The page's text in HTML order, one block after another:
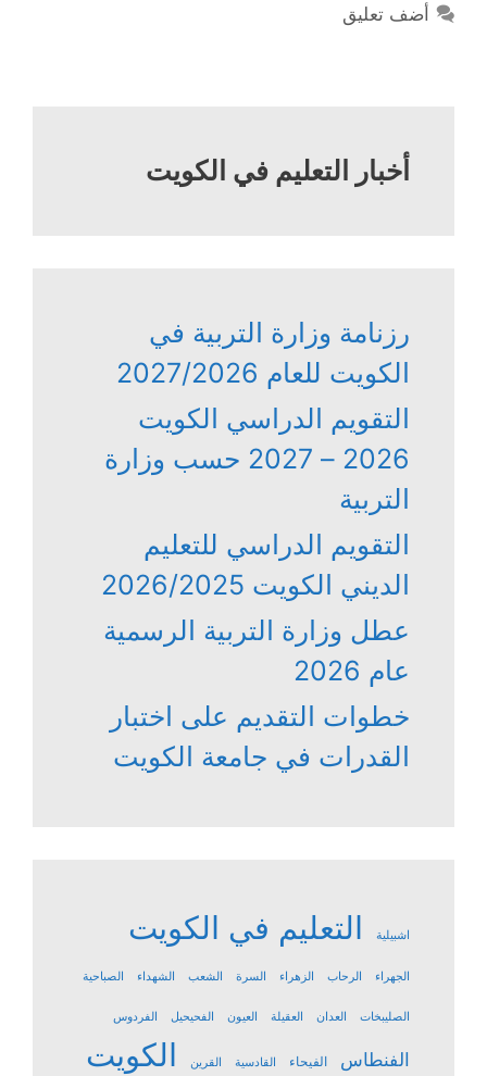
أضف تعليق
أخبار التعليم في الكويت
رزنامة وزارة التربية في
الكويت للعام 2027/2026
التقويم الدراسي الكويت
2026 – 2027 حسب وزارة
التربية
التقويم الدراسي للتعليم
الديني الكويت 2026/2025
عطل وزارة التربية الرسمية
عام 2026
خطوات التقديم على اختبار
القدرات في جامعة الكويت
اشبيلية التعليم في الكويت
الجهراء الرحاب الزهراء السرة الشعب الشهداء الصباحية
الصليبخات العدان العقيلة العيون الفحيحيل الفردوس
الفنطاس الفيحاء القادسية القرين الكويت